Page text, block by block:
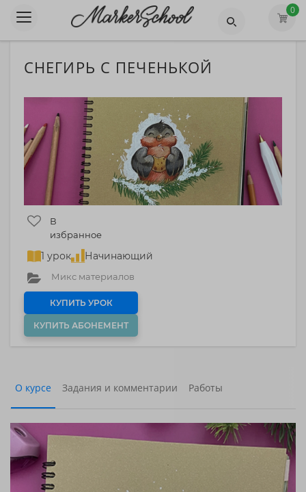
0
СНЕГИРЬ С ПЕЧЕНЬКОЙ
В
избранное
Микс материалов
1 урок Начинающий
КУПИТЬ УРОК
КУПИТЬ АБОНЕМЕНТ
О курсе Задания и комментарии Работы